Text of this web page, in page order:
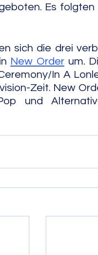
Es folgten
sich die drei
New Order um.
In A
Zeit. New
und